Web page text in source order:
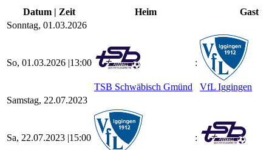
Datum | Zeit Heim
Gast
Sonntag, 01.03.2026
So, 01.03.2026 |13:00
TSB Schwäbisch Gmünd
:
VfL Iggingen
Samstag, 22.07.2023
Sa, 22.07.2023 |15:00 :